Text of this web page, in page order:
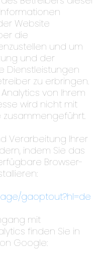
Website
die
und um
und der
Dienstleistungen
zu erbringen.
von Ihrem
wird nicht mit
Verarbeitung Ihrer
indem Sie das
Browser-
gaoptout?hl=de
mit
finden Sie in
Google: